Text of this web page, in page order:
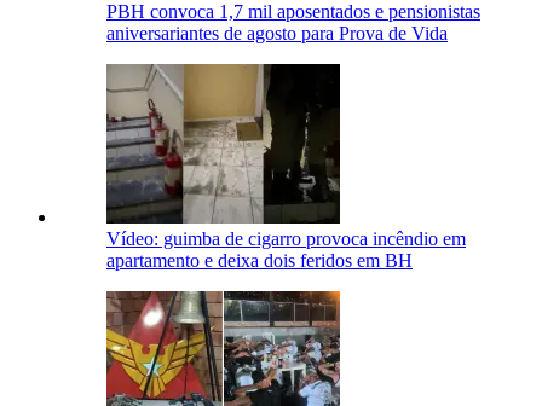
PBH convoca 1,7 mil aposentados e pensionistas
aniversariantes de agosto para Prova de Vida
Vídeo: guimba de cigarro provoca incêndio em
apartamento e deixa dois feridos em BH